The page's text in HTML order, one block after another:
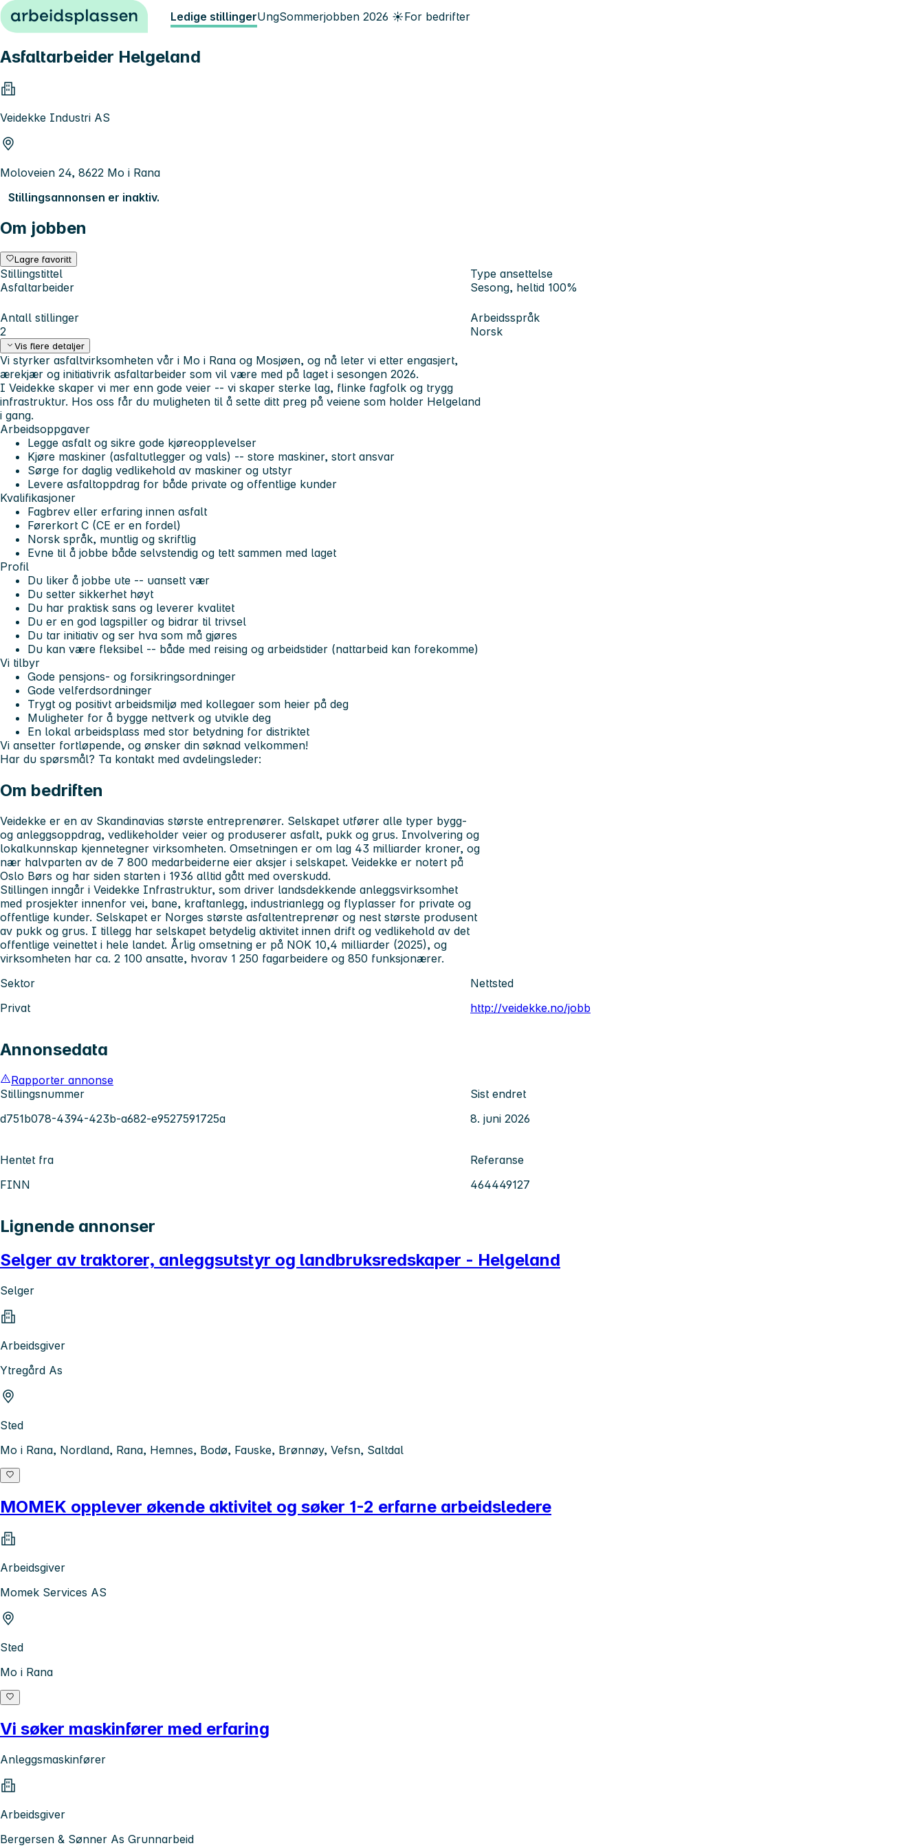
Hopp til innhold Ledige stillingerUngSommerjobben 2026 ☀️For bedrifter
Asfaltarbeider Helgeland
Veidekke Industri AS
Moloveien 24, 8622 Mo i Rana
Stillingsannonsen er inaktiv.
Om jobben
Lagre favoritt
Stillingstittel
Asfaltarbeider
Type ansettelse
Sesong, heltid 100%
Antall stillinger
2
Arbeidsspråk
Norsk
Vis flere detaljer
Vi styrker asfaltvirksomheten vår i Mo i Rana og Mosjøen, og nå leter vi etter engasjert,
ærekjær og initiativrik asfaltarbeider som vil være med på laget i sesongen 2026.
I Veidekke skaper vi mer enn gode veier -- vi skaper sterke lag, flinke fagfolk og trygg
infrastruktur. Hos oss får du muligheten til å sette ditt preg på veiene som holder Helgeland
i gang.
Arbeidsoppgaver
Legge asfalt og sikre gode kjøreopplevelser
Kjøre maskiner (asfaltutlegger og vals) -- store maskiner, stort ansvar
Sørge for daglig vedlikehold av maskiner og utstyr
Levere asfaltoppdrag for både private og offentlige kunder
Kvalifikasjoner
Fagbrev eller erfaring innen asfalt
Førerkort C (CE er en fordel)
Norsk språk, muntlig og skriftlig
Evne til å jobbe både selvstendig og tett sammen med laget
Profil
Du liker å jobbe ute -- uansett vær
Du setter sikkerhet høyt
Du har praktisk sans og leverer kvalitet
Du er en god lagspiller og bidrar til trivsel
Du tar initiativ og ser hva som må gjøres
Du kan være fleksibel -- både med reising og arbeidstider (nattarbeid kan forekomme)
Vi tilbyr
Gode pensjons- og forsikringsordninger
Gode velferdsordninger
Trygt og positivt arbeidsmiljø med kollegaer som heier på deg
Muligheter for å bygge nettverk og utvikle deg
En lokal arbeidsplass med stor betydning for distriktet
Vi ansetter fortløpende, og ønsker din søknad velkommen!
Har du spørsmål? Ta kontakt med avdelingsleder:
Om bedriften
Veidekke er en av Skandinavias største entreprenører. Selskapet utfører alle typer bygg-
og anleggsoppdrag, vedlikeholder veier og produserer asfalt, pukk og grus. Involvering og
lokalkunnskap kjennetegner virksomheten. Omsetningen er om lag 43 milliarder kroner, og
nær halvparten av de 7 800 medarbeiderne eier aksjer i selskapet. Veidekke er notert på
Oslo Børs og har siden starten i 1936 alltid gått med overskudd.
Stillingen inngår i Veidekke Infrastruktur, som driver landsdekkende anleggsvirksomhet
med prosjekter innenfor vei, bane, kraftanlegg, industrianlegg og flyplasser for private og
offentlige kunder. Selskapet er Norges største asfaltentreprenør og nest største produsent
av pukk og grus. I tillegg har selskapet betydelig aktivitet innen drift og vedlikehold av det
offentlige veinettet i hele landet. Årlig omsetning er på NOK 10,4 milliarder (2025), og
virksomheten har ca. 2 100 ansatte, hvorav 1 250 fagarbeidere og 850 funksjonærer.
Sektor
Privat
Nettsted
http://veidekke.no/jobb
Annonsedata
Rapporter annonse
Stillingsnummer
d751b078-4394-423b-a682-e9527591725a
Sist endret
8. juni 2026
Hentet fra
FINN
Referanse
464449127
Lignende annonser
Selger av traktorer, anleggsutstyr og landbruksredskaper - Helgeland
Selger
Arbeidsgiver
Ytregård As
Sted
Mo i Rana, Nordland, Rana, Hemnes, Bodø, Fauske, Brønnøy, Vefsn, Saltdal
MOMEK opplever økende aktivitet og søker 1-2 erfarne arbeidsledere
Arbeidsgiver
Momek Services AS
Sted
Mo i Rana
Vi søker maskinfører med erfaring
Anleggsmaskinfører
Arbeidsgiver
Bergersen & Sønner As Grunnarbeid